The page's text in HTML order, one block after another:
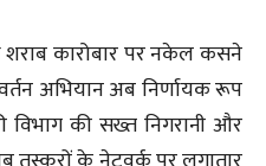
कारोबार पर नकेल कसने
अभियान अब निर्णायक रूप
विभाग की सख्त निगरानी और